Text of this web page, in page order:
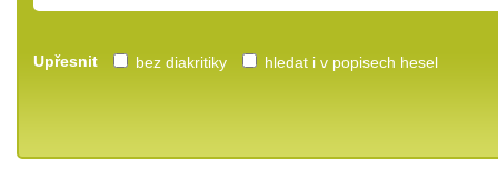
Upřesnit bez diakritiky hledat i v popisech hesel